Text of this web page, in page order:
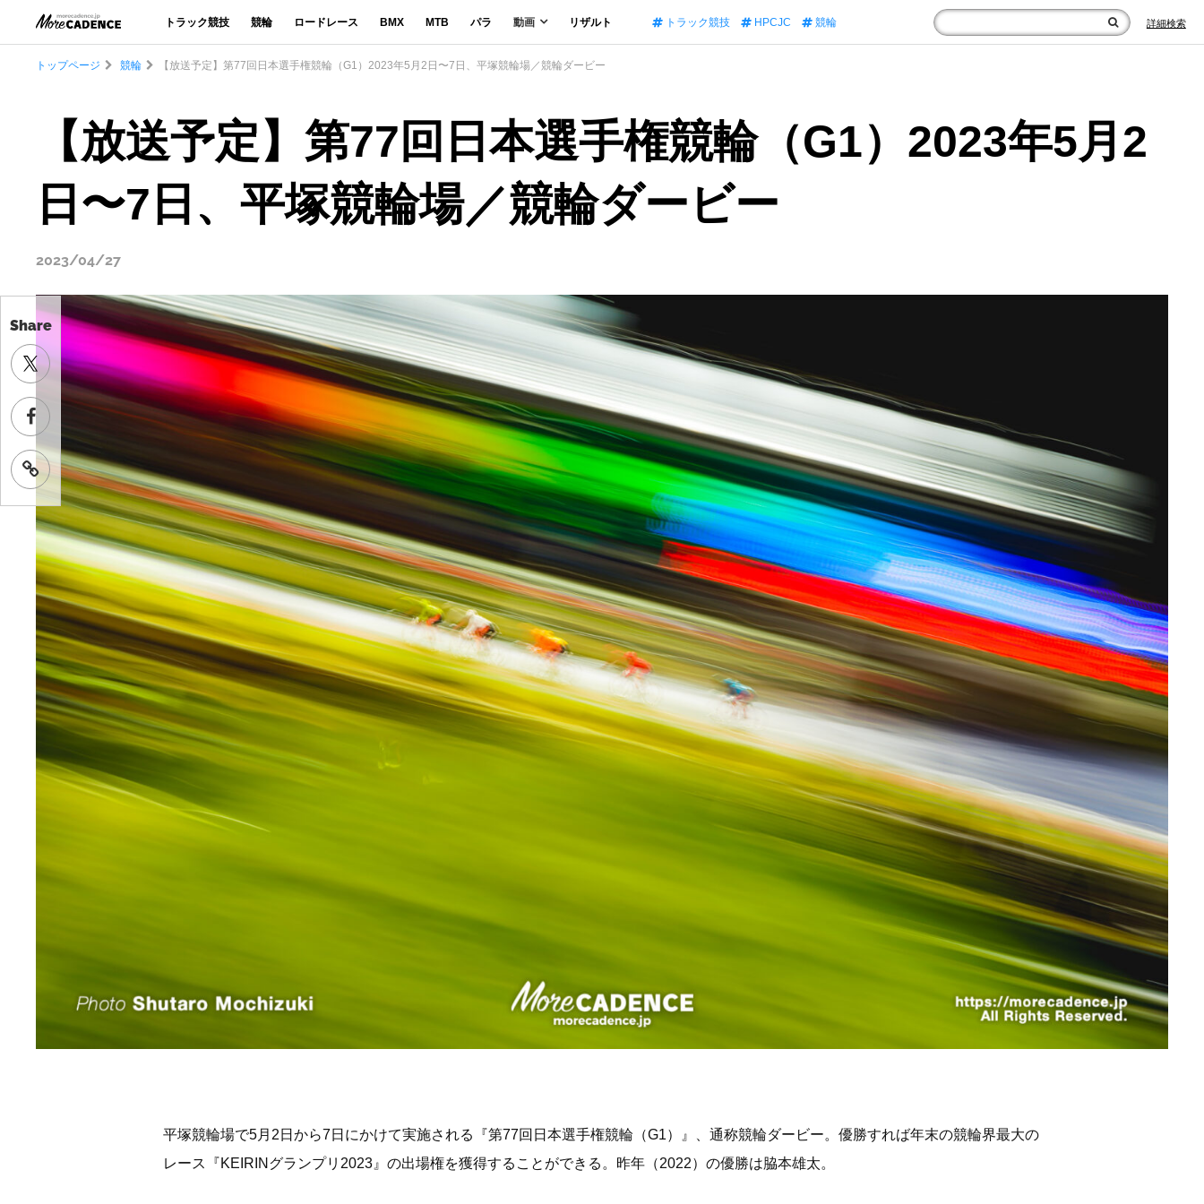
トラック競技 競輪 ロードレース BMX MTB パラ 動画 リザルト トラック競技 HPCJC 競輪 詳細検索
Share
トップページ 競輪 【放送予定】第77回日本選手権競輪（G1）2023年5月2日〜7日、平塚競輪場／競輪ダービー
【放送予定】第77回日本選手権競輪（G1）2023年5月2
日〜7日、平塚競輪場／競輪ダービー
2023/04/27
平塚競輪場で5月2日から7日にかけて実施される『第77回日本選手権競輪（G1）』、通称競輪ダービー。優勝すれば年末の競輪界最大の
レース『KEIRINグランプリ2023』の出場権を獲得することができる。昨年（2022）の優勝は脇本雄太。